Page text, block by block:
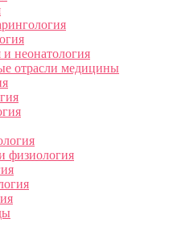
и неонатология
отрасли медицины
физиология